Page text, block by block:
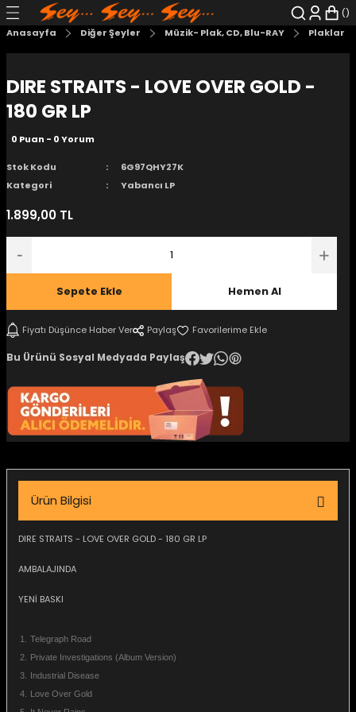
Geri Dön
Mug
Geri Dön
Karakter
Kit
Geri Dön
Kitapları
Geri Dön
Geri Dön
Geri Dön
Anasayfa Diğer Şeyler Müzik- Plak, CD, Blu-RAY Plaklar
DIRE STRAITS - LOVE OVER GOLD -
180 GR LP
0 Puan - 0 Yorum
Stok Kodu
6G97QHY27K
Kategori
Yabancı LP
1.899,00 TL
Sepete Ekle Hemen Al
Fiyatı Düşünce Haber Ver Paylaş
Bu Ürünü Sosyal Medyada Paylaş
Ürün Bilgisi
DIRE STRAITS - LOVE OVER GOLD - 180 GR LP
AMBALAJINDA
YENİ BASKI
1.
Telegraph Road
2.
Private Investigations (Album Version)
3.
Industrial Disease
4.
Love Over Gold